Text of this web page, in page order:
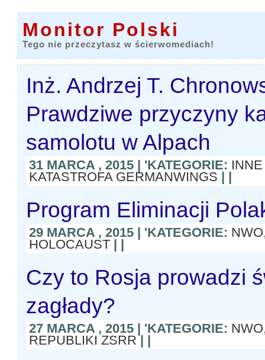
Monitor Polski
Tego nie przeczytasz w ścierwomediach!
Inż. Andrzej T.
Prawdziwe przyczyny
samolotu w Alpach
31 MARCA , 2015 | 'KATEGORIE: INNE
KATASTROFA GERMANWINGS | |
Program Eliminacji
29 MARCA , 2015 | 'KATEGORIE:
HOLOCAUST | |
Czy to Rosja prowadzi
zagłady?
27 MARCA , 2015 | 'KATEGORIE:
REPUBLIKI ZSRR| |